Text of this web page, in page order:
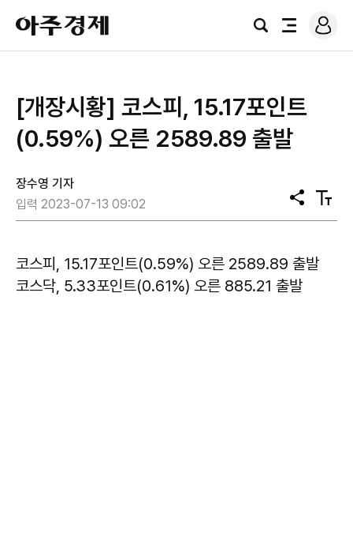
아
주
경
검
전
로
그
[개장시황] ​코스피, 15.17포인트
(0.59%) 오른 2589.89 출발
장수영 기자
입력 2023-07-13 09:02
공
유
텍
스
코스피, 15.17포인트(0.59%) 오른 2589.89 출발
코스닥, 5.33포인트(0.61%) 오른 885.21 출발